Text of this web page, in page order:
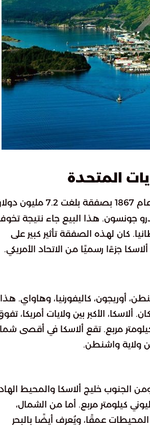
المتحدة
من الإمبراطورية الروسية عام 1867 بصفقة بلغت 7.2 مليون
جونسون. هذا البيع جاء نتيجة
كان لهذه الصفقة تأثير كبير على
أوريجون، كاليفورنيا، وهاواي. هذا
الأكبر بين ولايات أمريكا،
ولاية تكساس بأكثر من الضعف، حيث تبلغ مساحتها 1,518,776 كيلومتر مربع. تقع ألاسكا في
الجنوب خليج ألاسكا والمحيط
كيلومتر مربع. أما من الشمال،
عمقًا، ويُعرف أيضًا بالبحر